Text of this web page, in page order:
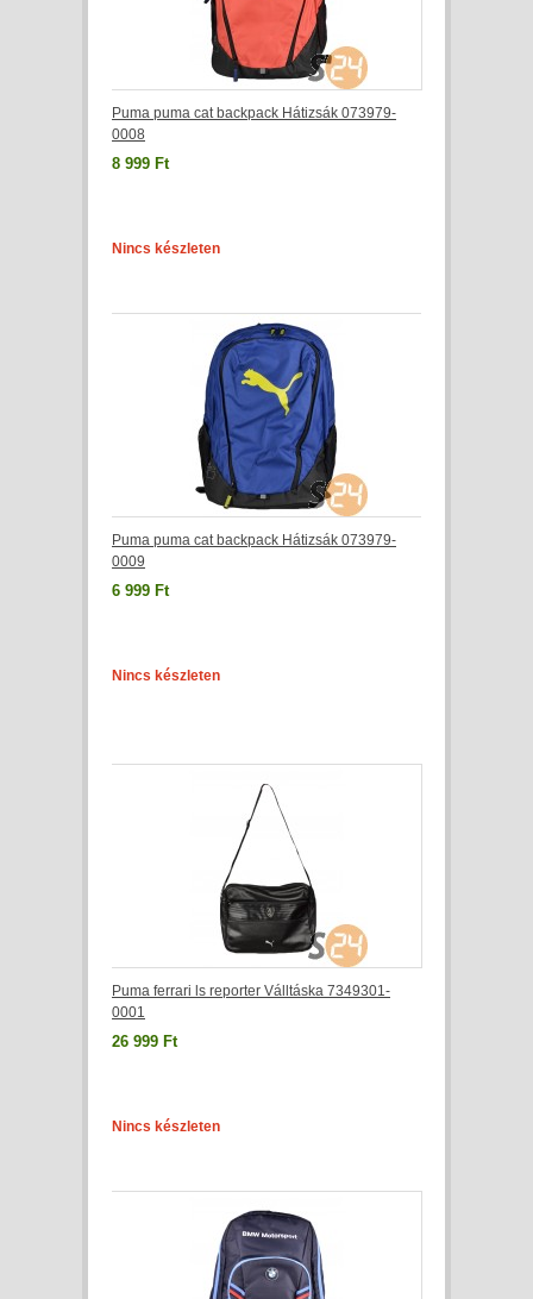
Puma puma cat backpack Hátizsák 073979-
0008
8 999 Ft
Nincs készleten
Puma puma cat backpack Hátizsák 073979-
0009
6 999 Ft
Nincs készleten
Puma ferrari ls reporter Válltáska 7349301-
0001
26 999 Ft
Nincs készleten